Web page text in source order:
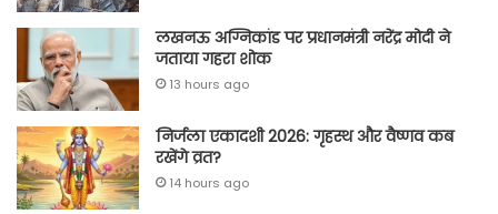
लखनऊ अग्निकांड पर प्रधानमंत्री नरेंद्र मोदी ने
जताया गहरा शोक
13 hours ago
निर्जला एकादशी 2026: गृहस्थ और वैष्णव कब
रखेंगे व्रत?
14 hours ago